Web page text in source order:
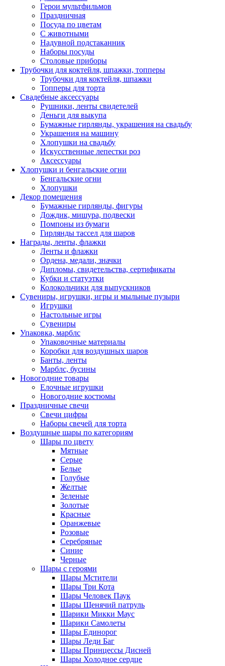
Герои мультфильмов
Праздничная
Посуда по цветам
С животными
Надувной подстаканник
Наборы посуды
Столовые приборы
Трубочки для коктейля, шпажки, топперы
Трубочки для коктейля, шпажки
Топперы для торта
Свадебные аксессуары
Рушники, ленты свидетелей
Деньги для выкупа
Бумажные гирлянды, украшения на свадьбу
Украшения на машину
Хлопушки на свадьбу
Искусственные лепестки роз
Аксессуары
Хлопушки и бенгальские огни
Бенгальские огни
Хлопушки
Декор помещения
Бумажные гирлянды, фигуры
Дождик, мишура, подвески
Помпоны из бумаги
Гирлянды тассел для шаров
Награды, ленты, флажки
Ленты и флажки
Ордена, медали, значки
Дипломы, свидетельства, сертификаты
Кубки и статуэтки
Колокольчики для выпускников
Сувениры, игрушки, игры и мыльные пузыри
Игрушки
Настольные игры
Сувениры
Упаковка, марблс
Упаковочные материалы
Коробки для воздушных шаров
Банты, ленты
Марблс, бусины
Новогодние товары
Елочные игрушки
Новогодние костюмы
Праздничные свечи
Свечи цифры
Наборы свечей для торта
Воздушные шары по категориям
Шары по цвету
Мятные
Серые
Белые
Голубые
Желтые
Зеленые
Золотые
Красные
Оранжевые
Розовые
Серебряные
Синие
Черные
Шары с героями
Шары Мстители
Шары Три Кота
Шары Человек Паук
Шары Щенячий патруль
Шарики Микки Маус
Шарики Самолеты
Шары Единорог
Шары Леди Баг
Шары Принцессы Дисней
Шары Холодное сердце